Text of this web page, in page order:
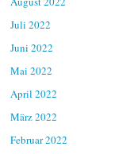
Juli 2022
Juni 2022
Mai 2022
April 2022
März 2022
Februar 2022